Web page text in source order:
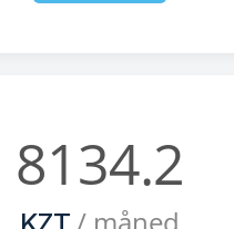
8134.2
/ måned